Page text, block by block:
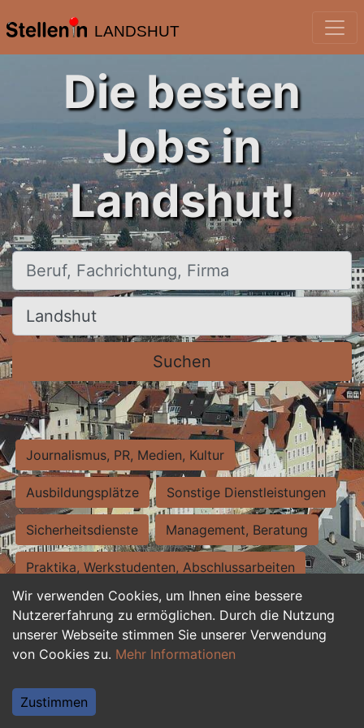
LANDSHUT
Wir verwenden Cookies, um Ihnen eine bessere
Nutzererfahrung zu ermöglichen. Durch die Nutzung
unserer Webseite stimmen Sie unserer Verwendung
von Cookies zu. Mehr Informationen
Zustimmen
Die besten
Jobs in
Landshut!
Beruf, Fachrichtung, Firma
Ort, Stadt
Suchen
Journalismus, PR, Medien, Kultur
Ausbildungsplätze Sonstige Dienstleistungen
Sicherheitsdienste Management, Beratung
Praktika, Werkstudenten, Abschlussarbeiten
Personalwesen Assistenz, Sekretariat
Hilfskräfte, Aushilfs- und Nebenjobs
Weiterbildung, Studium, duale Ausbildung